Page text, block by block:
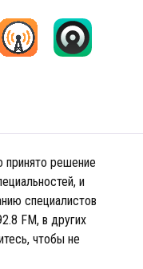
принято решение
и
специалистов
FM, в других
чтобы не